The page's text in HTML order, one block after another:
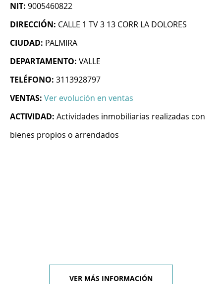
NIT: 9005460822
DIRECCIÓN: CALLE 1 TV 3 13 CORR LA DOLORES
CIUDAD: PALMIRA
DEPARTAMENTO: VALLE
TELÉFONO: 3113928797
VENTAS: Ver evolución en ventas
ACTIVIDAD: Actividades inmobiliarias realizadas con
bienes propios o arrendados
VER MÁS INFORMACIÓN